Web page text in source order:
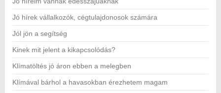
Jó hírek vállalkozók, cégtulajdonosok számára
Jól jön a segítség
Kinek mit jelent a kikapcsolódás?
Klímatöltés jó áron ebben a melegben
Klímával bárhol a havasokban érezhetem magam